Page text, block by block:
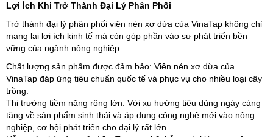
Lợi Ích Khi Trở Thành Đại Lý Phân Phối
Trở thành đại lý phân phối viên nén xơ dừa của VinaTap không chỉ
mang lại lợi ích kinh tế mà còn góp phần vào sự phát triển bền
vững của ngành nông nghiệp:
Chất lượng sản phẩm được đảm bảo: Viên nén xơ dừa của
VinaTap đáp ứng tiêu chuẩn quốc tế và phục vụ cho nhiều loại cây
trồng.
Thị trường tiềm năng rộng lớn: Với xu hướng tiêu dùng ngày càng
tăng về sản phẩm sinh thái và áp dụng công nghệ mới vào nông
nghiệp, cơ hội phát triển cho đại lý rất lớn.